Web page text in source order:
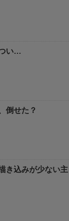
い…
倒せた？
き込みが少ない主